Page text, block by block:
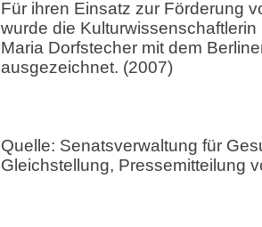
Für ihren Einsatz zur Förderung
wurde die
Maria Dorfstecher mit dem
ausgezeichnet. (2007)
Quelle: Senatsverwaltung für
Gleichstellung, Pressemitteilung